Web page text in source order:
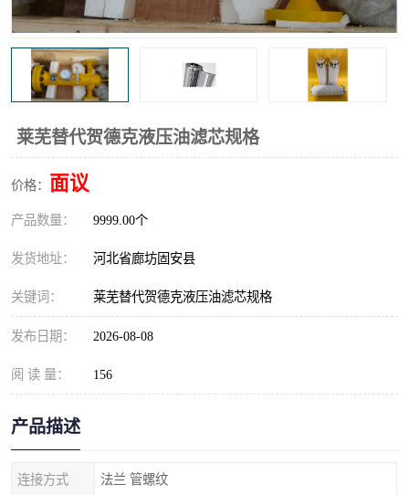
莱芜替代贺德克液压油滤芯规格
价格： 面议
产品数量： 9999.00个
发货地址： 河北省廊坊固安县
关键词： 莱芜替代贺德克液压油滤芯规格
发布日期： 2026-08-08
阅 读 量： 156
产品描述
连接方式 法兰 管螺纹